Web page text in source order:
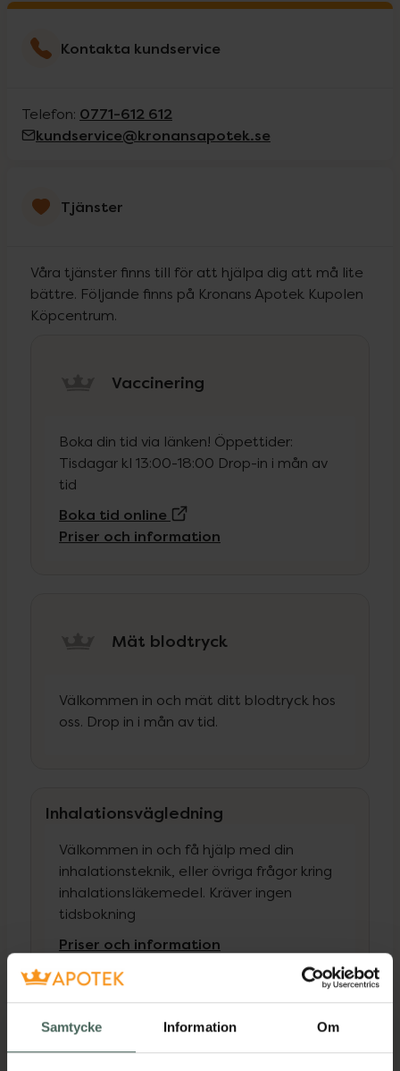
Samtycke Information Om
Kontakta kundservice
Telefon: 0771-612 612
kundservice@kronansapotek.se
Tjänster
Våra tjänster finns till för att hjälpa dig att må lite
bättre. Följande finns på Kronans Apotek Kupolen
Köpcentrum.
Vaccinering
Boka din tid via länken! Öppettider:
Tisdagar kl 13:00-18:00 Drop-in i mån av
tid
Boka tid online
Priser och information
Mät blodtryck
Välkommen in och mät ditt blodtryck hos
oss. Drop in i mån av tid.
Inhalationsvägledning
Välkommen in och få hjälp med din
inhalationsteknik, eller övriga frågor kring
inhalationsläkemedel. Kräver ingen
tidsbokning
Priser och information
Hitta hit